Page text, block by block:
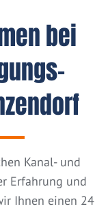
bei
Kanal- und
Erfahrung und
Ihnen einen 24